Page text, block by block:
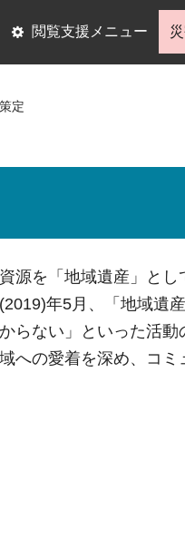
閲覧支援メニュー
定
源を「地域遺産」とし
年5月、「地域遺
ない」といった活動
への愛着を深め、コ